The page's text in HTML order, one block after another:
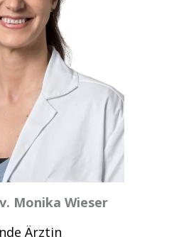
Monika Wieser
Ärztin